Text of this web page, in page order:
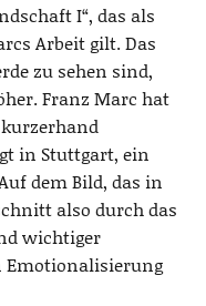
I“, das als
Arbeit gilt. Das
zu sehen sind,
Franz Marc hat
in Stuttgart, ein
dem Bild, das in
also durch das
wichtiger
Emotionalisierung